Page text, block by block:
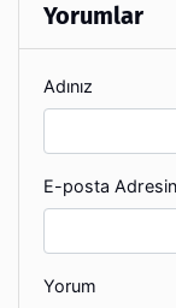
Yorumlar
Adınız
E-posta
Yorum